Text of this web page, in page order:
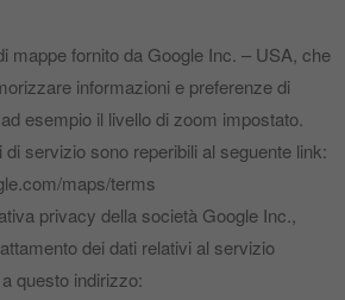
mappe fornito da Google Inc. – USA, che
informazioni e preferenze di
esempio il livello di zoom impostato.
servizio sono reperibili al seguente link:
maps/terms
privacy della società Google Inc.,
dei dati relativi al servizio
questo indirizzo: